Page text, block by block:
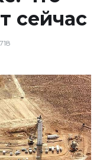
сейчас